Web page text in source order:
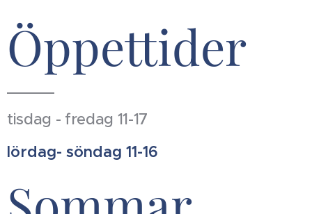
Öppettider
tisdag - fredag 11-17
lördag- söndag 11-16